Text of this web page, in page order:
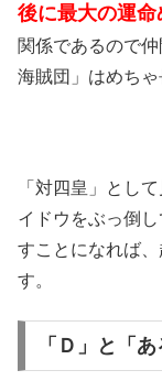
後に最大の運
関係であるので
海賊団」はめち
「対四皇」とし
イドウをぶっ倒
すことになれば
す。
「Ｄ」と「